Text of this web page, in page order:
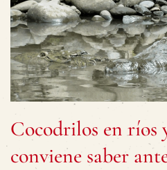
Cocodrilos en ríos
conviene saber